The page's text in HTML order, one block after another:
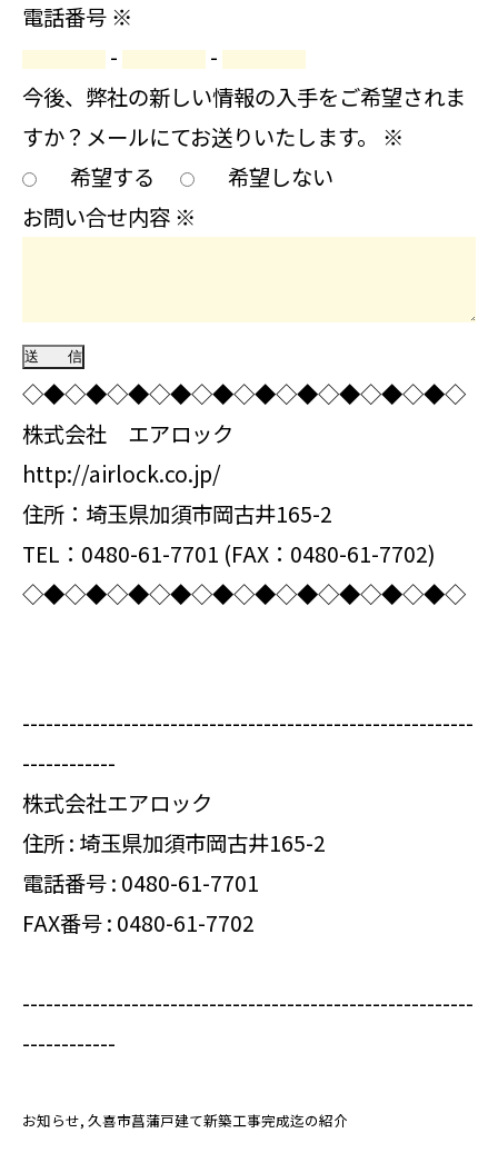
電話番号 ※
-
-
今後、弊社の新しい情報の入手をご希望されま
すか？メールにてお送りいたします。 ※
希望する
希望しない
お問い合せ内容 ※
◇◆◇◆◇◆◇◆◇◆◇◆◇◆◇◆◇◆◇◆◇
株式会社 エアロック
http://airlock.co.jp/
住所：埼玉県加須市岡古井165-2
TEL：0480-61-7701 (FAX：0480-61-7702)
◇◆◇◆◇◆◇◆◇◆◇◆◇◆◇◆◇◆◇◆◇
----------------------------------------------------------
------------
株式会社エアロック
住所 : 埼玉県加須市岡古井165-2
電話番号 : 0480-61-7701
FAX番号 : 0480-61-7702
----------------------------------------------------------
------------
お知らせ 久喜市菖蒲戸建て新築工事完成迄の紹介